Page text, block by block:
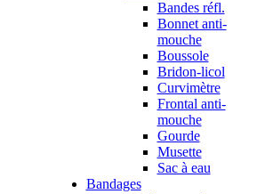
Bandes réfl.
Bonnet anti-
mouche
Boussole
Bridon-licol
Curvimètre
Frontal anti-
mouche
Gourde
Musette
Sac à eau
Bandages